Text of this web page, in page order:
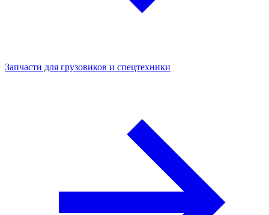
Запчасти для грузовиков и спецтехники